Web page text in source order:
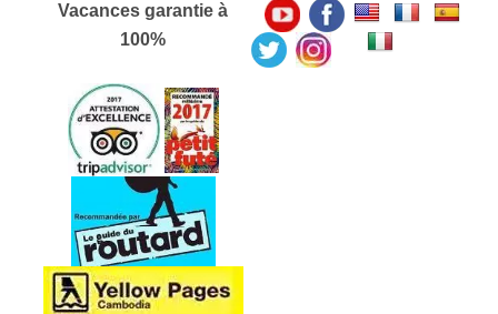
Vacances garantie à
100%